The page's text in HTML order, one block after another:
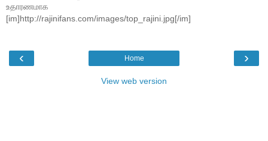
உதாரணமாக
[im]http://rajinifans.com/images/top_rajini.jpg[/im]
‹ ›
Home
View web version